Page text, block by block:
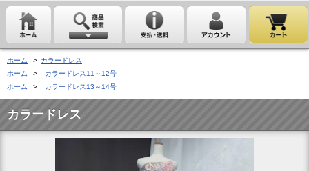
ホーム > カラードレス
ホーム
>
カラードレス11～12号
ホーム
> カラードレス13～14号
カラードレス